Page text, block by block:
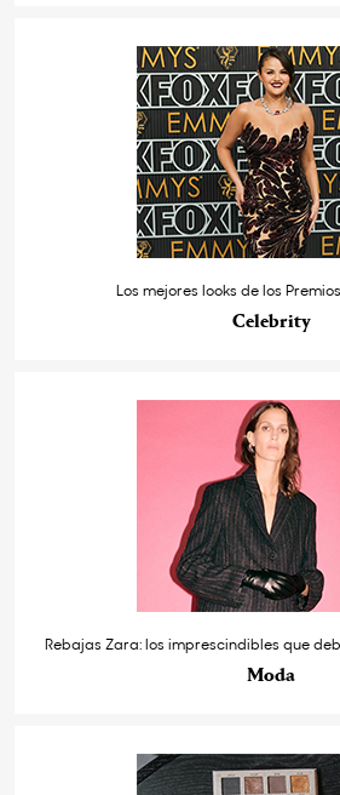
Los mejores looks de los
Celebrity
Rebajas Zara: los imprescindibles que
Moda